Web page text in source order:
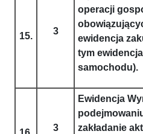
15. 3
operacji
ewidencja
tym
samochodu).
3
Ewidencja
zakładanie